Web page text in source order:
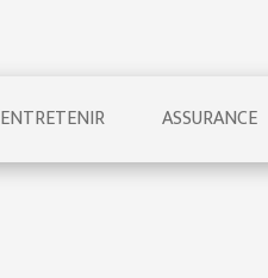
ENTRETENIR ASSURANCE